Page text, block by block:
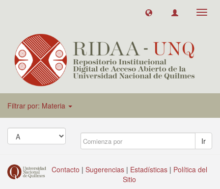
Filtrar por: Materia
Ir
Contacto | Sugerencias | Estadísticas | Política del
Sitio